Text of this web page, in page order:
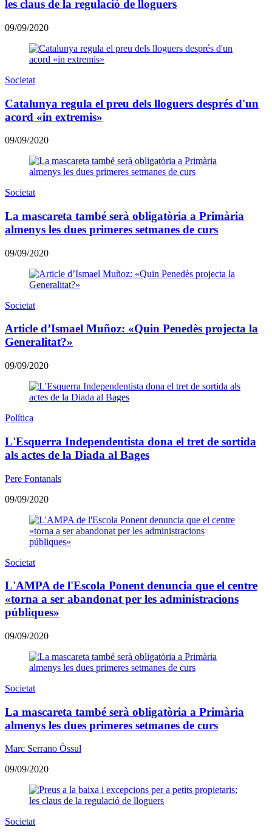
les claus de la regulació de lloguers
09/09/2020
Societat
Catalunya regula el preu dels lloguers després d'un
acord «in extremis»
09/09/2020
Societat
La mascareta també serà obligatòria a Primària
almenys les dues primeres setmanes de curs
09/09/2020
Societat
Article d’Ismael Muñoz: «Quin Penedès projecta la
Generalitat?»
09/09/2020
Política
L'Esquerra Independentista dona el tret de sortida
als actes de la Diada al Bages
Pere Fontanals
09/09/2020
Societat
L'AMPA de l'Escola Ponent denuncia que el centre
«torna a ser abandonat per les administracions
públiques»
09/09/2020
Societat
La mascareta també serà obligatòria a Primària
almenys les dues primeres setmanes de curs
Marc Serrano Òssul
09/09/2020
Societat